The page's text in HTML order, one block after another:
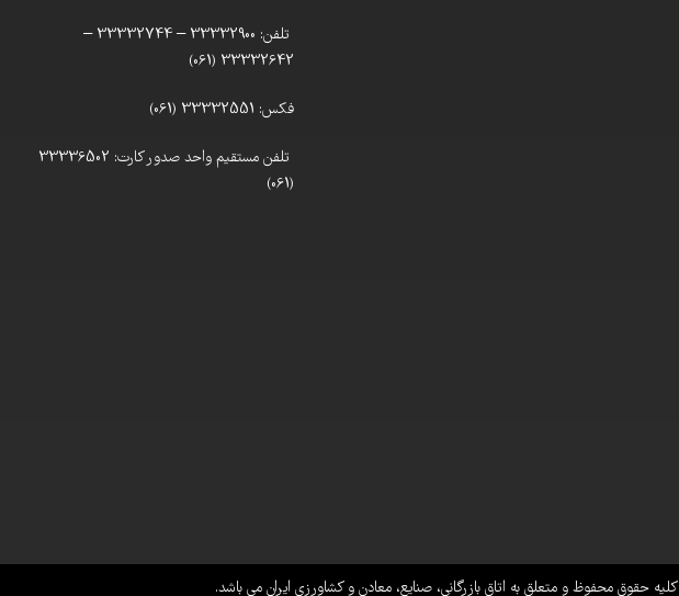
تلفن: 33332900 – 33332744 –
33332642 (061)
فکس: 33332551 (061)
تلفن مستقیم واحد صدور کارت: 33336502
(061)
کلیه حقوق محفوظ و متعلق به اتاق بازرگانی، صنایع، معادن و کشاورزی ایران می باشد.